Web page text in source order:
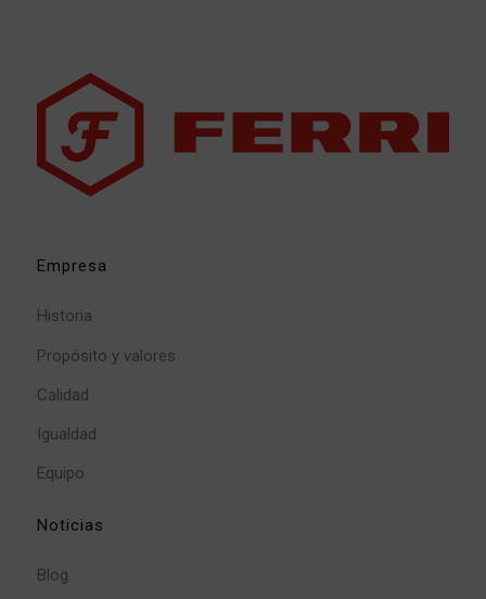
Empresa
Historia
Propósito y valores
Calidad
Igualdad
Equipo
Noticias
Blog